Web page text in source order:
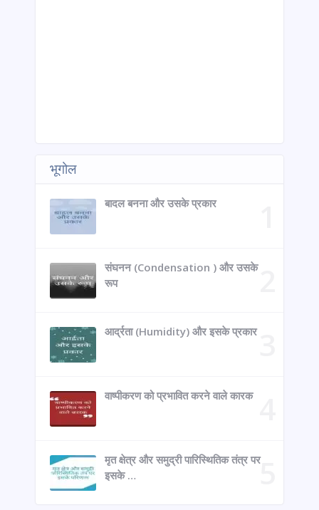
भूगोल
बादल बनना और उसके प्रकार
संघनन (Condensation ) और उसके
रूप
आर्द्रता (Humidity) और इसके प्रकार
वाष्पीकरण को प्रभावित करने वाले कारक
मृत क्षेत्र और समुद्री पारिस्थितिक तंत्र पर
इसके …